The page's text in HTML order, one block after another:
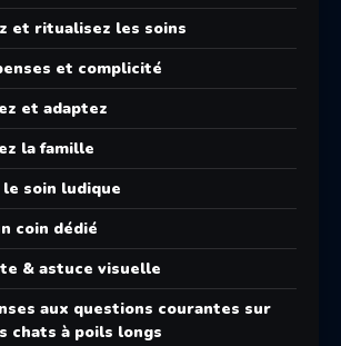
et ritualisez les soins
et complicité
et adaptez
la famille
le soin ludique
coin dédié
& astuce visuelle
aux questions courantes sur
chats à poils longs